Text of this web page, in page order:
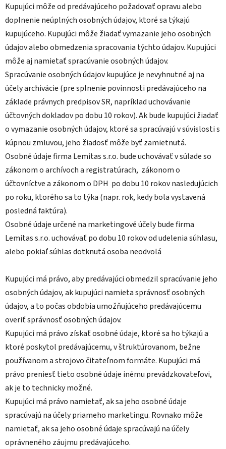
Kupujúci môže od predávajúceho požadovať opravu alebo
doplnenie neúplných osobných údajov, ktoré sa týkajú
kupujúceho. Kupujúci môže žiadať vymazanie jeho osobných
údajov alebo obmedzenia spracovania týchto údajov. Kupujúci
môže aj namietať spracúvanie osobných údajov.
Spracúvanie osobných údajov kupujúce je nevyhnutné aj na
účely archivácie (pre splnenie povinnosti predávajúceho na
základe právnych predpisov SR, napríklad uchovávanie
účtovných dokladov po dobu 10 rokov). Ak bude kupujúci žiadať
o vymazanie osobných údajov, ktoré sa spracúvajú v súvislosti s
kúpnou zmluvou, jeho žiadosť môže byť zamietnutá.
Osobné údaje firma Lemitas s.r.o. bude uchovávať v súlade so
zákonom o archívoch a registratúrach, zákonom o
účtovníctve a zákonom o DPH po dobu 10 rokov nasledujúcich
po roku, ktorého sa to týka (napr. rok, kedy bola vystavená
posledná faktúra).
Osobné údaje určené na marketingové účely bude firma
Lemitas s.r.o. uchovávať po dobu 10 rokov od udelenia súhlasu,
alebo pokiaľ súhlas dotknutá osoba neodvolá
Kupujúci má právo, aby predávajúci obmedzil spracúvanie jeho
osobných údajov, ak kupujúci namieta správnosť osobných
údajov, a to počas obdobia umožňujúceho predávajúcemu
overiť správnosť osobných údajov.
Kupujúci má právo získať osobné údaje, ktoré sa ho týkajú a
ktoré poskytol predávajúcemu, v štruktúrovanom, bežne
používanom a strojovo čitateľnom formáte. Kupujúci má
právo preniesť tieto osobné údaje inému prevádzkovateľovi,
ak je to technicky možné.
Kupujúci má právo namietať, ak sa jeho osobné údaje
spracúvajú na účely priameho marketingu. Rovnako môže
namietať, ak sa jeho osobné údaje spracúvajú na účely
oprávneného záujmu predávajúceho.